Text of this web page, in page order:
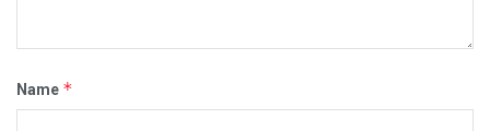
Name *